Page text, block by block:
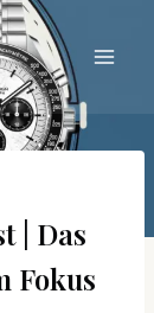
| Das
Fokus